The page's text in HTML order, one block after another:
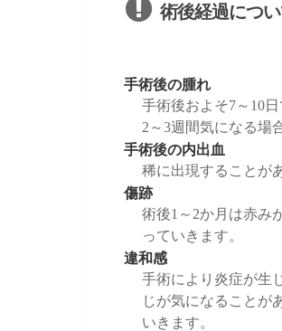
術後経過につ
手術後の腫れ
手術後およそ7～10
2～3週間気になる場
手術後の内出血
稀に出現することが
傷跡
術後1～2か月は赤み
っていきます。
違和感
手術により炎症が生
じが気になることが
いきます。